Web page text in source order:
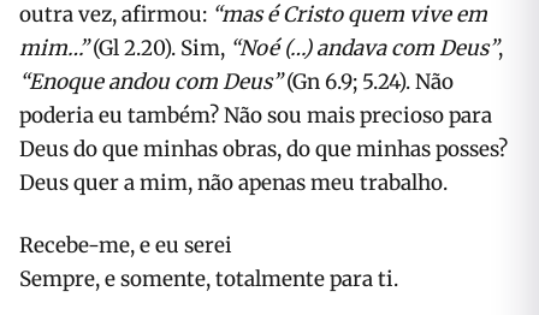
outra vez, afirmou: “mas é Cristo quem vive em
mim…”(Gl 2.20). Sim, “Noé (…) andava com Deus”,
“Enoque andou com Deus”(Gn 6.9; 5.24). Não
poderia eu também? Não sou mais precioso para
Deus do que minhas obras, do que minhas posses?
Deus quer a mim, não apenas meu trabalho.
Recebe-me, e eu serei
Sempre, e somente, totalmente para ti.